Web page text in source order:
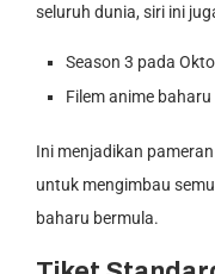
seluruh dunia, siri ini
Season 3 pada
Filem anime
Ini menjadikan
untuk mengimbau
baharu bermula.